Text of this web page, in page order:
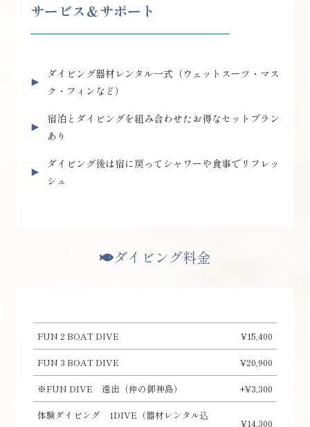
サービス＆サポート
ダイビング器材レンタル一式（ウェットスーツ・マス
ク・フィンなど）
宿泊とダイビングを組み合わせたお得なセットプラン
あり
ダイビング後は宿に戻ってシャワーや食事でリフレッ
シュ
ダイビング料金
FUN 2 BOAT DIVE
¥15,400
FUN 3 BOAT DIVE
¥20,900
※FUN DIVE 遠出（仲の御神島）
+¥3,300
体験ダイビング 1DIVE（器材レンタル込
¥14,300